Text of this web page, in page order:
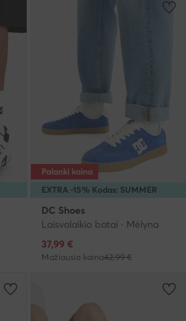
EXTRA -15% Kodas: SUMMER
Palanki kaina
DC Shoes
Laisvalaikio batai · Mėlyna
Dabartinė kaina
37,99 €
Mažiausia kaina42,99 €